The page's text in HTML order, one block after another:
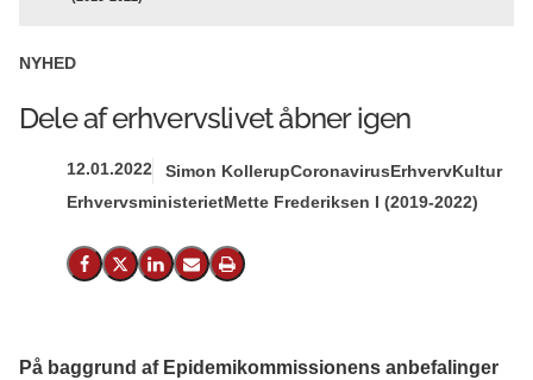
NYHED
Dele af erhvervslivet åbner igen
12.01.2022 Simon KollerupCoronavirusErhvervKultur
ErhvervsministerietMette Frederiksen I (2019-2022)
Del på Facebook
Del på X (Twitter)
Del på LinkedIn
Send email
Print
På baggrund af Epidemikommissionens anbefalinger